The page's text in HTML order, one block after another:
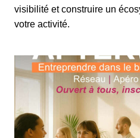
visibilité et construire un
votre activité.